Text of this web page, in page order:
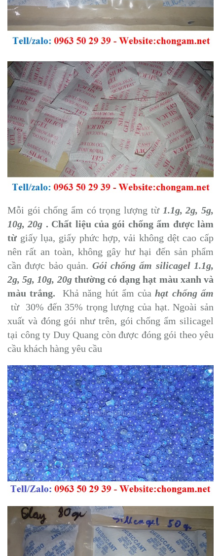
Mỗi gói chống ẩm có trọng lượng từ 1.1g, 2g, 5g,
10g, 20g . Chất liệu của gói chống ẩm được làm
từ giấy lụa, giấy phức hợp, vải không dệt cao cấp
nên rất an toàn, không gây hư hại đến sản phẩm
cần được bảo quản. Gói chống ẩm silicagel 1.1g,
2g, 5g, 10g, 20gthường có dạng hạt màu xanh và
màu trắng.
Khả năng hút ẩm củahạt chống ẩm
từ 30% đến 35% trọng lượng của hạt. Ngoài sản
xuất và đóng gói như trên, gói chống ẩm silicagel
tại công ty Duy Quang còn được đóng gói theo yêu
cầu khách hàng yêu cầu